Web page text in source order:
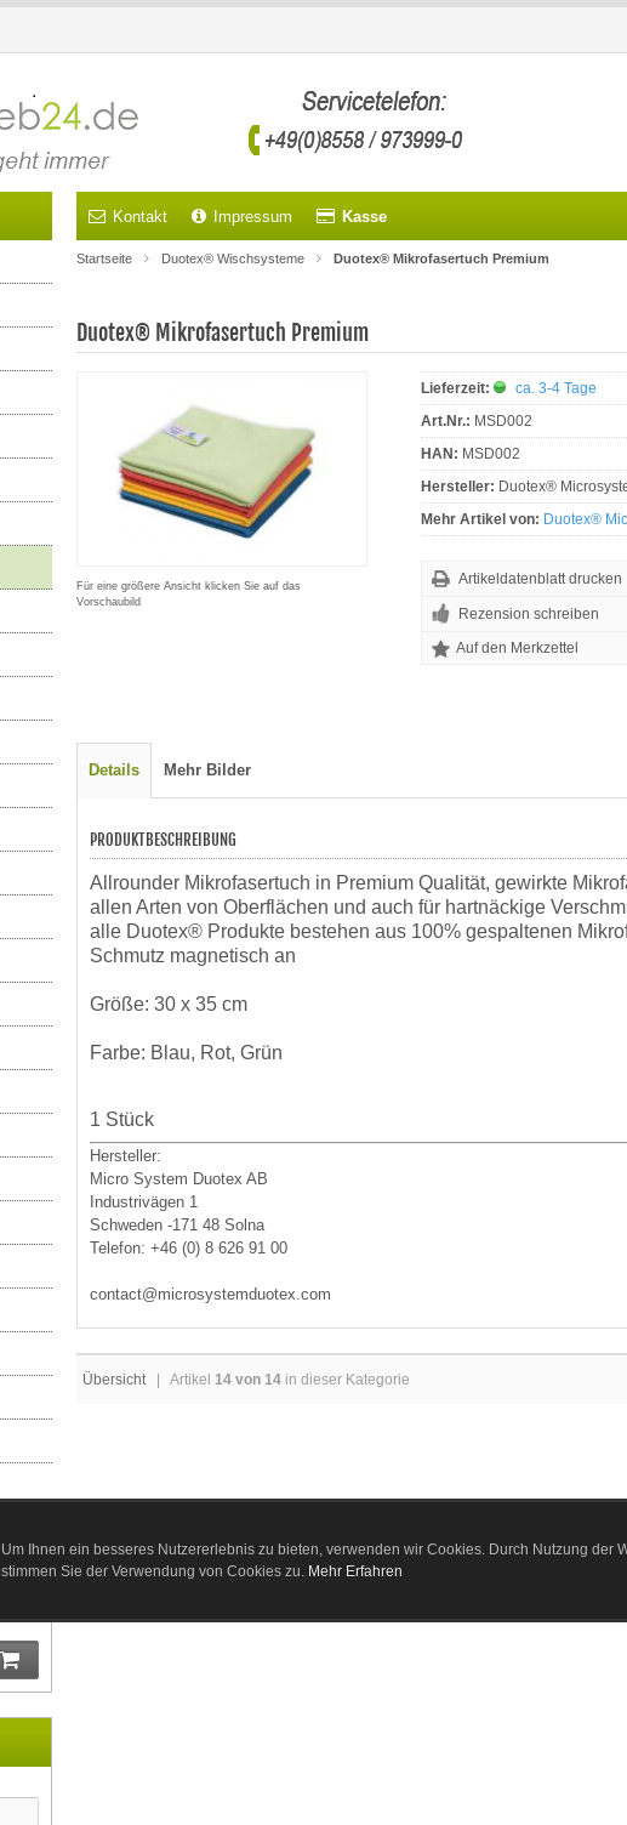
Um Ihnen ein besseres Nutzererlebnis zu bieten, verwenden wir Cookies. Durch Nutzung der
stimmen Sie der Verwendung von Cookies zu. Mehr Erfahren
Kontakt Impressum Kasse
Startseite Duotex® Wischsysteme Duotex® Mikrofasertuch Premium
Duotex® Mikrofasertuch Premium
Für eine größere Ansicht klicken Sie auf das
Vorschaubild
Lieferzeit:
ca. 3-4 Tage
Art.Nr.: MSD002
HAN: MSD002
Hersteller: Duotex®
Mehr Artikel von: Duotex®
Artikeldatenblatt drucken
Rezension schreiben
Details Mehr Bilder
PRODUKTBESCHREIBUNG
Allrounder Mikrofasertuch in Premium Qualität, gewirkte
allen Arten von Oberflächen und auch für hartnäckige
alle Duotex® Produkte bestehen aus 100% gespaltenen
Schmutz magnetisch an
Größe: 30 x 35 cm
Farbe: Blau, Rot, Grün
1 Stück
Hersteller:
Micro System Duotex AB
Industrivägen 1
Schweden -171 48 Solna
Telefon: +46 (0) 8 626 91 00
contact@microsystemduotex.com
Übersicht| Artikel 14 von 14 in dieser Kategorie